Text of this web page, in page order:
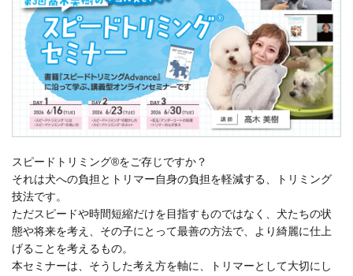
スピードトリミング®をご存じですか？
それは犬への負担とトリマー自身の負担を軽減する、トリミング
技法です。
ただスピードや時間短縮だけを目指すものではなく、犬たちの状
態や将来を考え、その子にとって最善の方法で、より綺麗に仕上
げることを考えるもの。
本セミナーは、そうした考え方を軸に、トリマーとして大切にし